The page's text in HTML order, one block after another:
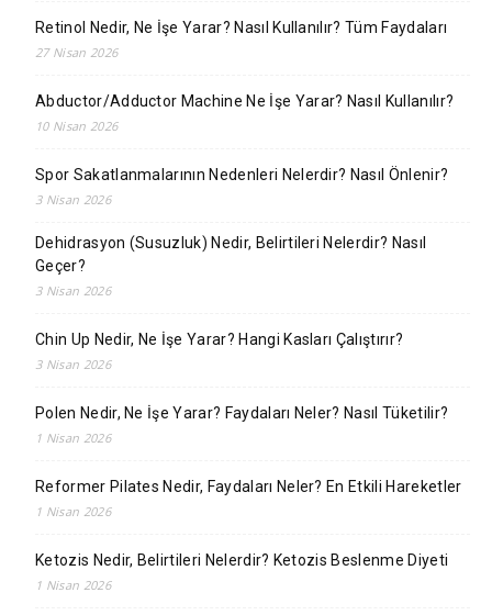
Retinol Nedir, Ne İşe Yarar? Nasıl Kullanılır? Tüm Faydaları
27 Nisan 2026
Abductor/Adductor Machine Ne İşe Yarar? Nasıl Kullanılır?
10 Nisan 2026
Spor Sakatlanmalarının Nedenleri Nelerdir? Nasıl Önlenir?
3 Nisan 2026
Dehidrasyon (Susuzluk) Nedir, Belirtileri Nelerdir? Nasıl
Geçer?
3 Nisan 2026
Chin Up Nedir, Ne İşe Yarar? Hangi Kasları Çalıştırır?
3 Nisan 2026
Polen Nedir, Ne İşe Yarar? Faydaları Neler? Nasıl Tüketilir?
1 Nisan 2026
Reformer Pilates Nedir, Faydaları Neler? En Etkili Hareketler
1 Nisan 2026
Ketozis Nedir, Belirtileri Nelerdir? Ketozis Beslenme Diyeti
1 Nisan 2026